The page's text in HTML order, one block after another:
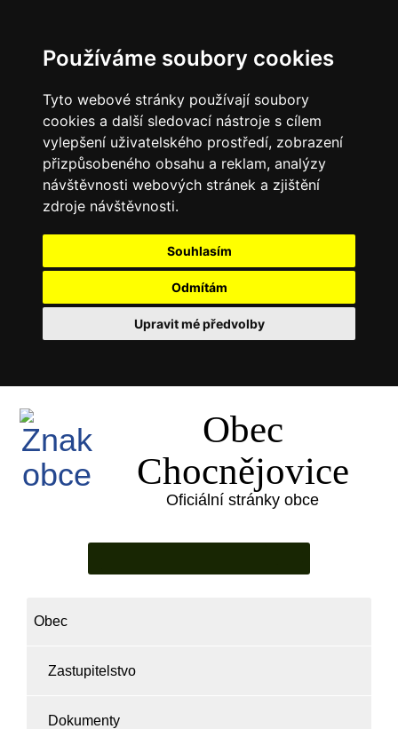
Používáme soubory cookies
Tyto webové stránky používají soubory
cookies a další sledovací nástroje s cílem
vylepšení uživatelského prostředí, zobrazení
přizpůsobeného obsahu a reklam, analýzy
návštěvnosti webových stránek a zjištění
zdroje návštěvnosti.
Souhlasím
Odmítám
Upravit mé předvolby
Obec
Chocnějovice
Oficiální stránky obce
Obec
Zastupitelstvo
Dokumenty